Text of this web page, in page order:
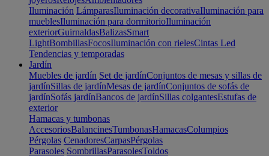
Iluminación LámparasIluminación decorativaIluminación para
mueblesIluminación para dormitorioIluminación
exteriorGuirnaldasBalizasSmart
LightBombillasFocosIluminación con rielesCintas Led
Tendencias y temporadas
Jardín
Muebles de jardín Set de jardínConjuntos de mesas y sillas de
jardínSillas de jardínMesas de jardínConjuntos de sofás de
jardínSofás jardínBancos de jardínSillas colgantesEstufas de
exterior
Hamacas y tumbonas
AccesoriosBalancinesTumbonasHamacasColumpios
Pérgolas CenadoresCarpasPérgolas
Parasoles SombrillasParasolesToldos